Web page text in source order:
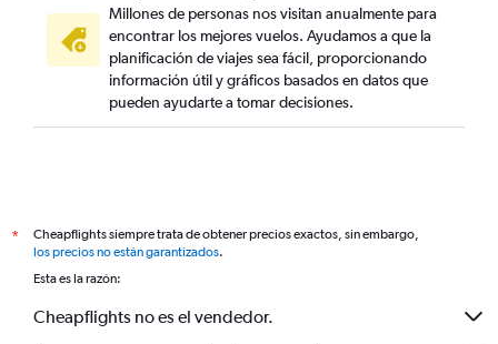
Millones de personas nos visitan anualmente para
encontrar los mejores vuelos. Ayudamos a que la
planificación de viajes sea fácil, proporcionando
información útil y gráficos basados en datos que
pueden ayudarte a tomar decisiones.
*
Cheapflights siempre trata de obtener precios exactos, sin embargo,
los precios no están garantizados.
Esta es la razón:
Cheapflights no es el vendedor.